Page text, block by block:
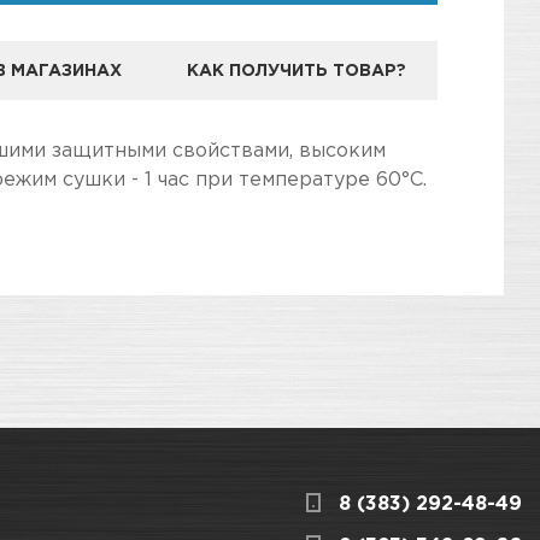
МАГАЗИНАХ КАК ПОЛУЧИТЬ ТОВАР?
VIKA
защитными свойствами, высоким
сушки - 1 час при температуре 60°С.
КАРТА ПРОЕЗДА И КОНТАКТЫ
8 (383) 292-48-49